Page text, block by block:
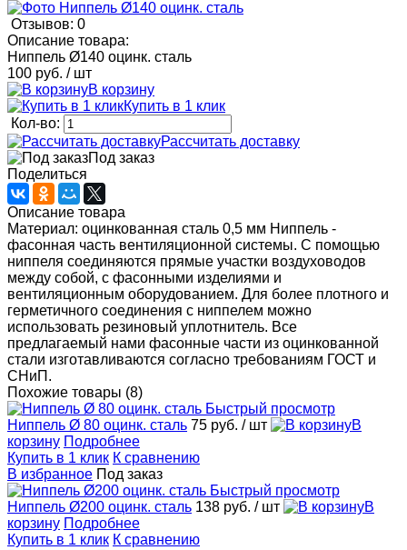
Отзывов: 0
Описание товара:
Ниппель Ø140 оцинк. сталь
100 руб. / шт
В корзину
Купить в 1 клик
Кол-во:
Рассчитать доставку
Под заказ
Поделиться
Описание товара
Материал: оцинкованная сталь 0,5 мм Ниппель -
фасонная часть вентиляционной системы. С помощью
ниппеля соединяются прямые участки воздуховодов
между собой, с фасонными изделиями и
вентиляционным оборудованием. Для более плотного и
герметичного соединения с ниппелем можно
использовать резиновый уплотнитель. Все
предлагаемый нами фасонные части из оцинкованной
стали изготавливаются согласно требованиям ГОСТ и
СНиП.
Похожие товары (8)
Быстрый просмотр
Ниппель Ø 80 оцинк. сталь 75 руб. / шт
В
корзину Подробнее
Купить в 1 клик К сравнению
В избранное Под заказ
Быстрый просмотр
Ниппель Ø200 оцинк. сталь 138 руб. / шт
В
корзину Подробнее
Купить в 1 клик К сравнению